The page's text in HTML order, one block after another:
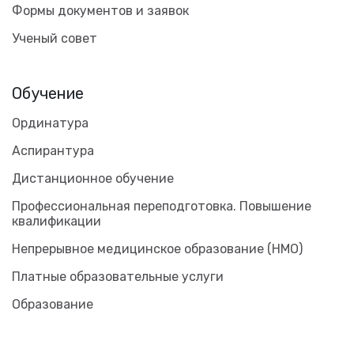
Формы документов и заявок
Ученый совет
Обучение
Ординатура
Аспирантура
Дистанционное обучение
Профессиональная переподготовка. Повышение
квалификации
Непрерывное медицинское образование (НМО)
Платные образовательные услуги
Образование